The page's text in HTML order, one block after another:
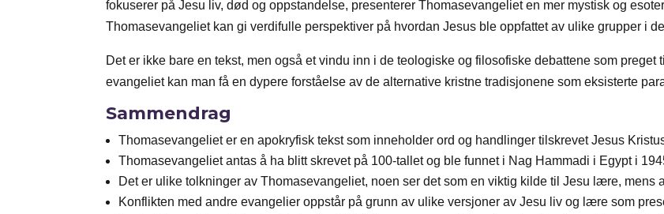
fokuserer på Jesu liv, død og oppstandelse, presenterer Thomasevangeliet en mer mystisk og
Thomasevangeliet kan gi verdifulle perspektiver på hvordan Jesus ble oppfattet av ulike grupper i
Det er ikke bare en tekst, men også et vindu inn i de teologiske og filosofiske debattene som
evangeliet kan man få en dypere forståelse av de alternative kristne tradisjonene som eksisterte
Sammendrag
Thomasevangeliet er en apokryfisk tekst som inneholder ord og handlinger tilskrevet Jesus
Thomasevangeliet antas å ha blitt skrevet på 100-tallet og ble funnet i Nag Hammadi i Egypt i
Det er ulike tolkninger av Thomasevangeliet, noen ser det som en viktig kilde til Jesu lære, mens
Konflikten med andre evangelier oppstår på grunn av ulike versjoner av Jesu liv og lære som